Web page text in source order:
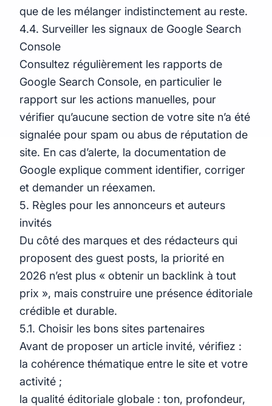
que de les mélanger indistinctement au reste.
4.4. Surveiller les signaux de Google Search
Console
Consultez régulièrement les rapports de
Google Search Console, en particulier le
rapport sur les actions manuelles, pour
vérifier qu’aucune section de votre site n’a été
signalée pour spam ou abus de réputation de
site. En cas d’alerte, la documentation de
Google explique comment identifier, corriger
et demander un réexamen.
5. Règles pour les annonceurs et auteurs
invités
Du côté des marques et des rédacteurs qui
proposent des guest posts, la priorité en
2026 n’est plus « obtenir un backlink à tout
prix », mais construire une présence éditoriale
crédible et durable.
5.1. Choisir les bons sites partenaires
Avant de proposer un article invité, vérifiez :
la cohérence thématique entre le site et votre
activité ;
la qualité éditoriale globale : ton, profondeur,